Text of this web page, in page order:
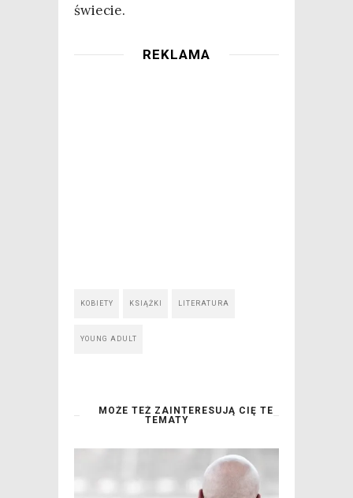
świecie.
REKLAMA
KOBIETY KSIĄŻKI LITERATURA
YOUNG ADULT
MOŻE TEŻ ZAINTERESUJĄ CIĘ TE
TEMATY